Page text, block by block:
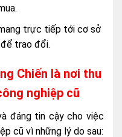
trực tiếp tới cơ sở
trao đổi.
Chiến là nơi thu
nghiệp cũ
đáng tin cậy cho việc
cũ vì những lý do sau: